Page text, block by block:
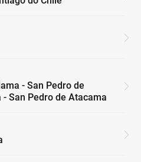
- San Pedro de
San Pedro de Atacama